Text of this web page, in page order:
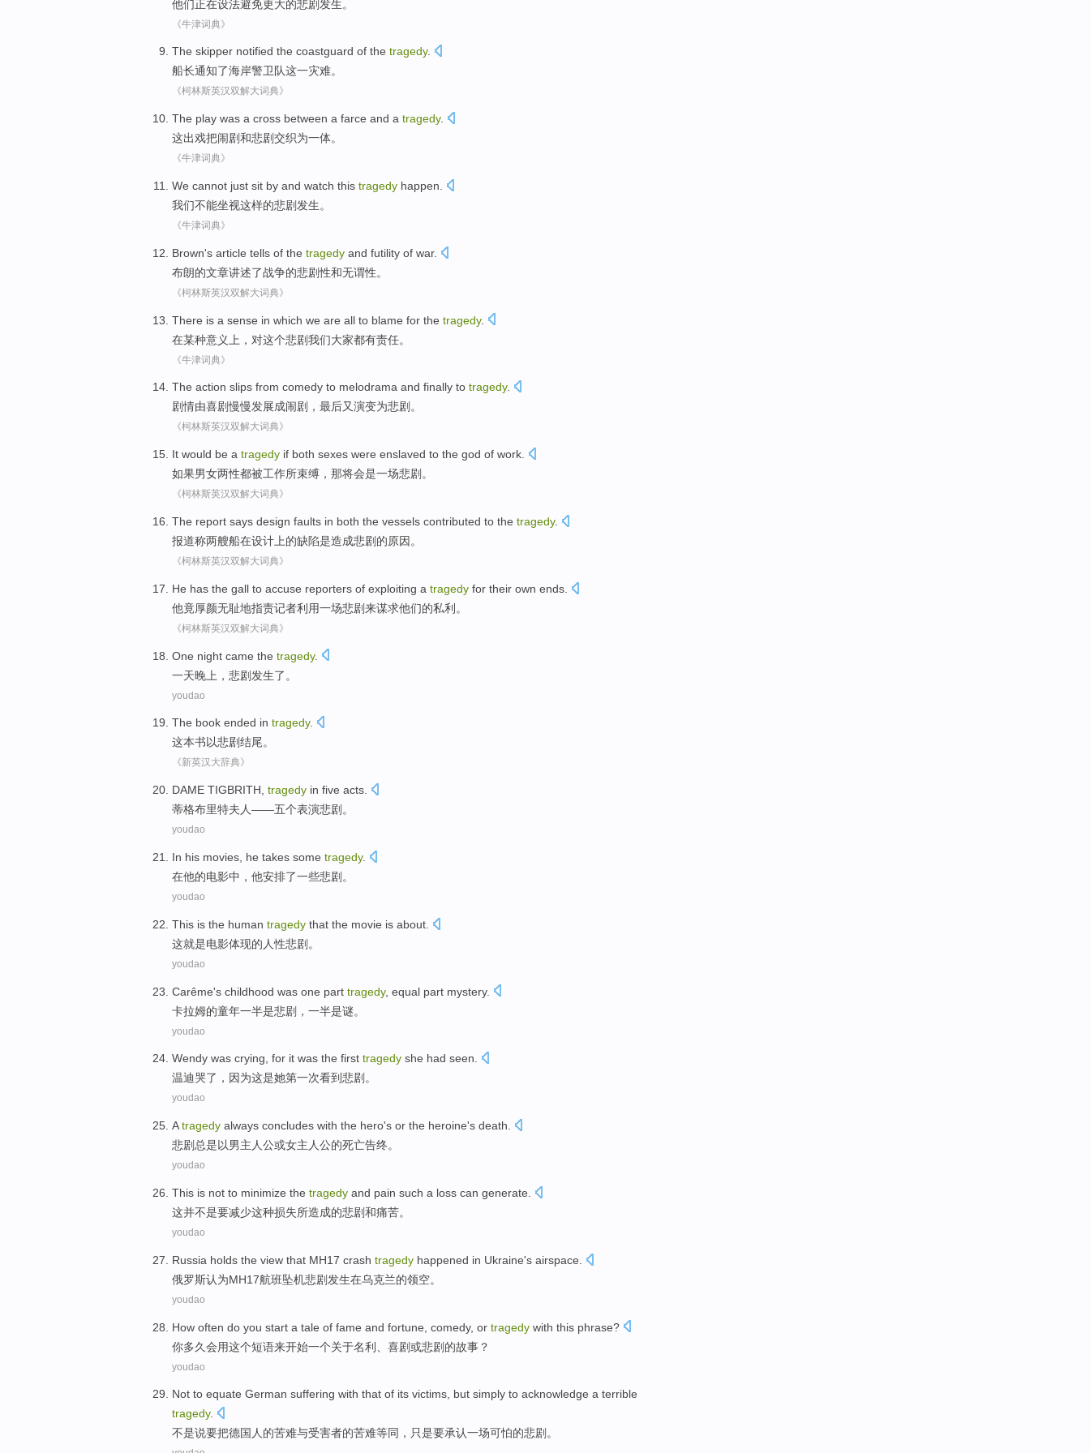
他们正在设法避免更大的悲剧发生。
《牛津词典》
The skipper notified the coastguard of the tragedy.
船长通知了海岸警卫队这一灾难。
《柯林斯英汉双解大词典》
The play was a cross between a farce and a tragedy.
这出戏把闹剧和悲剧交织为一体。
《牛津词典》
We cannot just sit by and watch this tragedy happen
我们不能坐视这样的悲剧 发生。
《牛津词典》
Brown's article tells of the tragedy and futility of war.
布朗的文章讲述了战争的悲剧性和无谓性。
《柯林斯英汉双解大词典》
There is a sense in which we are all to blame for the tragedy.
在某种意义上， 对这个悲剧我们大家都有责任。
《牛津词典》
The action slips from comedy to melodrama and finally to tragedy.
剧情由喜剧慢慢发展成闹剧， 最后又演变为悲剧。
《柯林斯英汉双解大词典》
It would be a tragedy if both sexes were enslaved to the god of work
如果男女两性都被工作所束缚 ， 那将会是一场悲剧 。
《柯林斯英汉双解大词典》
The report says design faults in both the vessels contributed to the tragedy.
报道称两艘船在设计 上的缺陷是造成悲剧 的原因。
《柯林斯英汉双解大词典》
He has the gall to accuse reporters of exploiting a tragedy for their own ends
他竟厚颜无耻地指责记者利用一场悲剧来谋求他们的私利。
《柯林斯英汉双解大词典》
One night came the tragedy.
一天晚上 ， 悲剧发生了 。
youdao
The book ended in tragedy.
这本书以悲剧结尾。
《新英汉大辞典》
DAME TIGBRITH tragedy in five acts
蒂格布里特夫人——五个表演悲剧 。
youdao
In his movies he takes some tragedy.
在他的电影中 ， 他安排了一些悲剧 。
youdao
This is the human tragedy that the movie is about.
这就是电影体现的 人性悲剧 。
youdao
Carême's childhood was one part tragedy, equal part mystery.
卡拉姆的童年一半是悲剧 ， 一半是谜。
youdao
Wendy was crying, for it was the first tragedy she had seen.
温迪哭了 ， 因为这是她第一次看到悲剧 。
youdao
Atragedy always concludes with the hero's or the heroine's death
悲剧 总是以男主人公或女主人公的死亡告终。
youdao
This is not to minimize the tragedy and pain such a loss can generate
这并不是要减少这种损失所造成的悲剧和痛苦。
youdao
Russia holds the view that MH17 crash tragedy happened in Ukraine's airspace
俄罗斯认为MH17航班坠机悲剧 发生在乌克兰的领空。
youdao
How often do you start a tale of fame and fortune, comedy, or tragedy with this phrase?
你多久会用这个短语来开始一个关于名利 喜剧或悲剧的故事 ？
youdao
Not to equate German suffering with that of its victims, but simply to acknowledge a terrible
tragedy.
不是说要把德国人的苦难与受害者的苦难等同 ， 只是要承认一场可怕的悲剧 。